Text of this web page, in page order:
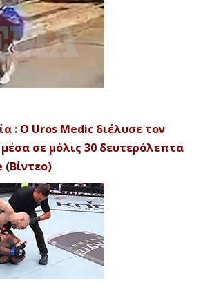
: Ο Uros Medic διέλυσε τον
σε μόλις 30 δευτερόλεπτα
(Βίντεο)